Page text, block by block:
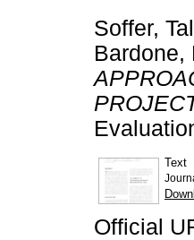
Soffer, Tal
Bardone,
Text
Official